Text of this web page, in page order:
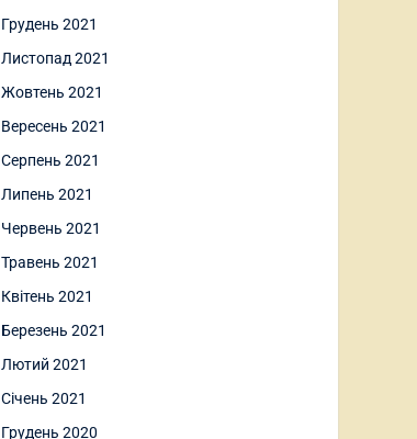
Грудень 2021
Листопад 2021
Жовтень 2021
Вересень 2021
Серпень 2021
Липень 2021
Червень 2021
Травень 2021
Квітень 2021
Березень 2021
Лютий 2021
Січень 2021
Грудень 2020